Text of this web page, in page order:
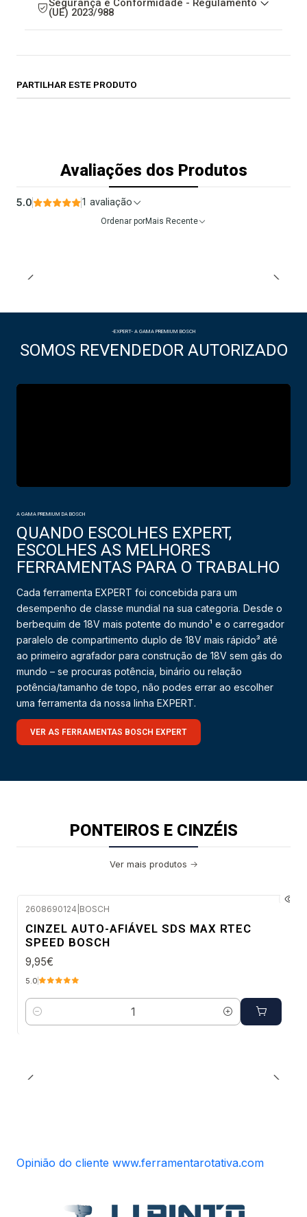
Segurança e Conformidade - Regulamento
(UE) 2023/988
PARTILHAR ESTE PRODUTO
Avaliações dos Produtos
5.0 1 avaliação
Ordenar porMais Recente
-EXPERT- A GAMA PREMIUM BOSCH
SOMOS REVENDEDOR AUTORIZADO
A GAMA PREMIUM DA BOSCH
QUANDO ESCOLHES EXPERT,
ESCOLHES AS MELHORES
FERRAMENTAS PARA O TRABALHO
Cada ferramenta EXPERT foi concebida para um
desempenho de classe mundial na sua categoria. Desde o
berbequim de 18V mais potente do mundo¹ e o carregador
paralelo de compartimento duplo de 18V mais rápido³ até
ao primeiro agrafador para construção de 18V sem gás do
mundo – se procuras potência, binário ou relação
potência/tamanho de topo, não podes errar ao escolher
uma ferramenta da nossa linha EXPERT.
VER AS FERRAMENTAS BOSCH EXPERT
PONTEIROS E CINZÉIS
Ver mais produtos
2608690124 BOSCH
CINZEL AUTO-AFIÁVEL SDS MAX RTEC
SPEED BOSCH
9,95€
5.0
Quantidade
Opinião do cliente www.ferramentarotativa.com